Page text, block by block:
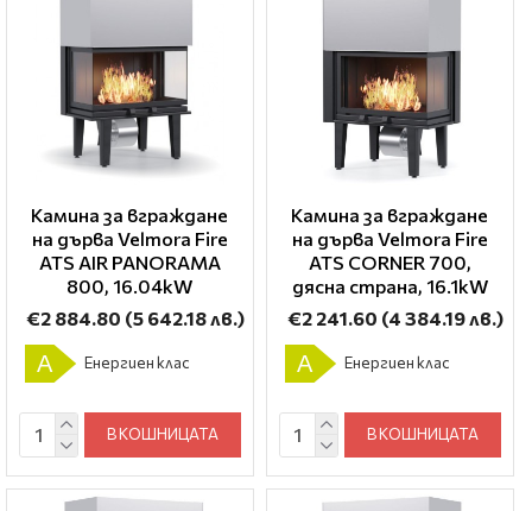
Камина за вграждане
на дърва Velmora Fire
ATS AIR PANORAMA
800, 16.04kW
€2 884.80 (5 642.18 лв.)
A Енергиен клас
В КОШНИЦАТА
Камина за вграждане
на дърва Velmora Fire
ATS CORNER 700,
дясна страна, 16.1kW
€2 241.60 (4 384.19 лв.)
A Енергиен клас
В КОШНИЦАТА